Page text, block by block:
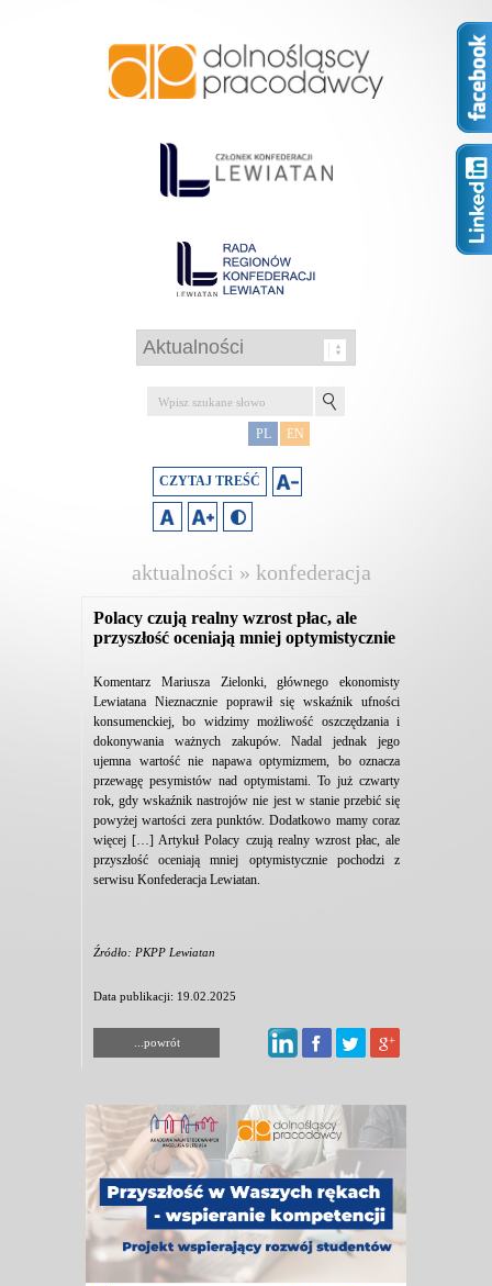
PL EN
CZYTAJ TREŚĆ
aktualności » konfederacja
Polacy czują realny wzrost płac, ale
przyszłość oceniają mniej optymistycznie
Komentarz Mariusza Zielonki, głównego ekonomisty
Lewiatana Nieznacznie poprawił się wskaźnik ufności
konsumenckiej, bo widzimy możliwość oszczędzania i
dokonywania ważnych zakupów. Nadal jednak jego
ujemna wartość nie napawa optymizmem, bo oznacza
przewagę pesymistów nad optymistami. To już czwarty
rok, gdy wskaźnik nastrojów nie jest w stanie przebić się
powyżej wartości zera punktów. Dodatkowo mamy coraz
więcej […] Artykuł Polacy czują realny wzrost płac, ale
przyszłość oceniają mniej optymistycznie pochodzi z
serwisu Konfederacja Lewiatan.
Źródło: PKPP Lewiatan
Data publikacji: 19.02.2025
...powrót